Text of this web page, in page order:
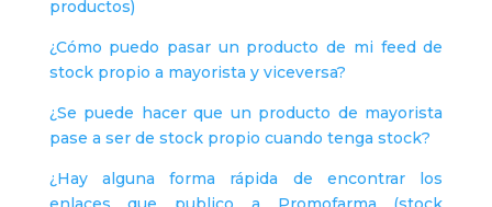
productos)
¿Cómo puedo pasar un producto de mi feed de
stock propio a mayorista y viceversa?
¿Se puede hacer que un producto de mayorista
pase a ser de stock propio cuando tenga stock?
¿Hay alguna forma rápida de encontrar los